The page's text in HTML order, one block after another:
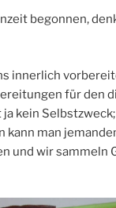
begonnen,
innerlich
für den
ja kein
kann man
und wir sammeln